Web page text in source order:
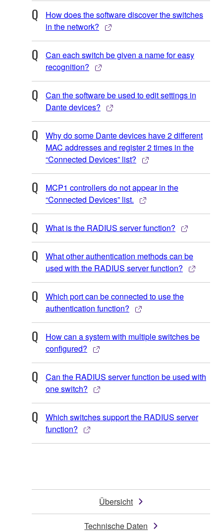
How does the software discover the switches
in the network?
Can each switch be given a name for easy
recognition?
Can the software be used to edit settings in
Dante devices?
Why do some Dante devices have 2 different
MAC addresses and register 2 times in the
“Connected Devices” list?
MCP1 controllers do not appear in the
“Connected Devices” list.
What is the RADIUS server function?
What other authentication methods can be
used with the RADIUS server function?
Which port can be connected to use the
authentication function?
How can a system with multiple switches be
configured?
Can the RADIUS server function be used with
one switch?
Which switches support the RADIUS server
function?
Übersicht
Technische Daten